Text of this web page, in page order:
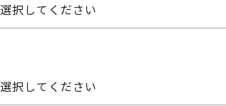
選択してください
選択してください